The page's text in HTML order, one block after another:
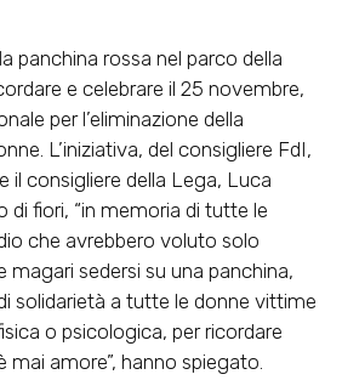
panchina rossa nel parco della
e celebrare il 25 novembre,
per l’eliminazione della
L’iniziativa, del consigliere FdI,
il consigliere della Lega, Luca
di fiori, “in memoria di tutte le
che avrebbero voluto solo
magari sedersi su una panchina,
solidarietà a tutte le donne vittime
o psicologica, per ricordare
mai amore”, hanno spiegato.